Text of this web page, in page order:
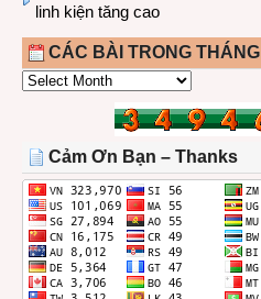
linh kiện tăng cao
CÁC BÀI TRONG THÁNG
CÁC
THÁNG
Cảm Ơn Bạn – Thanks